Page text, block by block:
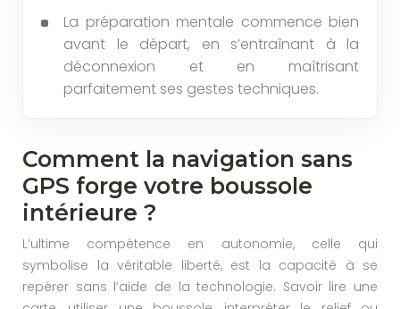
La préparation mentale commence bien
avant le départ, en s’entraînant à la
déconnexion et en maîtrisant
parfaitement ses gestes techniques.
Comment la navigation sans
GPS forge votre boussole
intérieure ?
L’ultime compétence en autonomie, celle qui
symbolise la véritable liberté, est la capacité à se
repérer sans l’aide de la technologie. Savoir lire une